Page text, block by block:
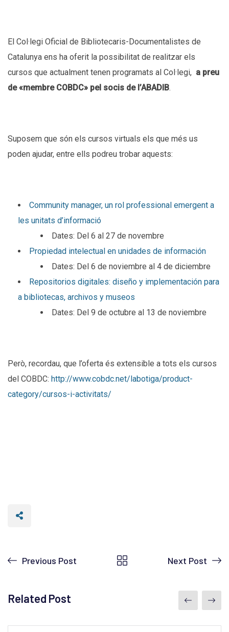
El Col·legi Oficial de Bibliotecaris-Documentalistes de
Catalunya ens ha oferit la possibilitat de realitzar els
cursos que actualment tenen programats al Col·legi, a preu
de «membre COBDC» pel socis de l’ABADIB.
Suposem que són els cursos virtuals els que més us
poden ajudar, entre ells podreu trobar aquests:
Community manager, un rol professional emergent a
les unitats d’informació
Dates: Del 6 al 27 de novembre
Propiedad intelectual en unidades de información
Dates: Del 6 de noviembre al 4 de diciembre
Repositorios digitales: diseño y implementación para
a bibliotecas, archivos y museos
Dates: Del 9 de octubre al 13 de noviembre
Però, recordau, que l’oferta és extensible a tots els cursos
del COBDC: http://www.cobdc.net/labotiga/product-
category/cursos-i-activitats/
Previous Post Next Post
Related Post